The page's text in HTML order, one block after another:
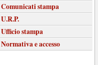
Comunicati stampa
U.R.P.
Ufficio stampa
Normativa e accesso